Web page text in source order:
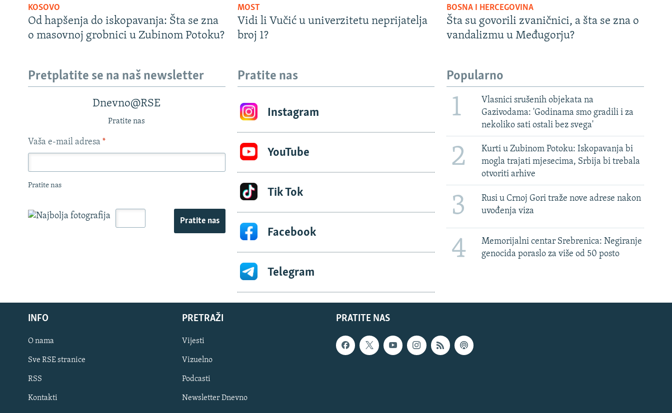
KOSOVO
Od hapšenja do iskopavanja: Šta se zna
o masovnoj grobnici u Zubinom Potoku?
MOST
Vidi li Vučić u univerzitetu neprijatelja
broj 1?
BOSNA I HERCEGOVINA
Šta su govorili zvaničnici, a šta se zna o
vandalizmu u Međugorju?
Pretplatite se na naš newsletter
Dnevno@RSE
Pratite nas
Vaša e-mail adresa *
Pratite nas
Pratite nas
Pratite nas
Instagram
YouTube
Tik Tok
Facebook
Telegram
Popularno
1
Vlasnici srušenih objekata na
Gazivodama: 'Godinama smo gradili i za
nekoliko sati ostali bez svega'
2
Kurti u Zubinom Potoku: Iskopavanja bi
mogla trajati mjesecima, Srbija bi trebala
otvoriti arhive
3
Rusi u Crnoj Gori traže nove adrese nakon
uvođenja viza
4
Memorijalni centar Srebrenica: Negiranje
genocida poraslo za više od 50 posto
PRATITE NAS
INFO
O nama
Sve RSE stranice
RSS
Kontakti
PRETRAŽI
Vijesti
Vizuelno
Podcasti
Newsletter Dnevno